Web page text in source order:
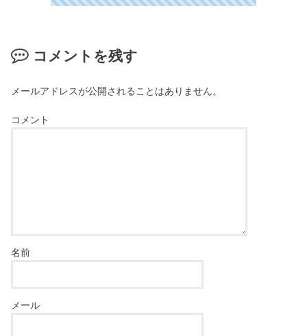
コメントを残す
メールアドレスが公開されることはありません。
コメント
名前
メール